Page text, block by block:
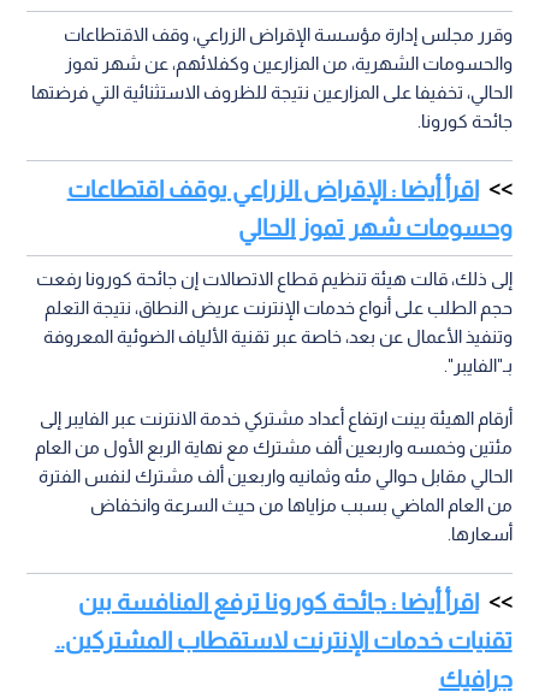
وقرر مجلس إدارة مؤسسة الإقراض الزراعي، وقف الاقتطاعات
والحسومات الشهرية، من المزارعين وكفلائهم، عن شهر تموز
الحالي، تخفيفا على المزارعين نتيجة للظروف الاستثنائية التي فرضتها
جائحة كورونا.
اقرأ أيضا : الإقراض الزراعي يوقف اقتطاعات
وحسومات شهر تموز الحالي
إلى ذلك، قالت هيئة تنظيم قطاع الاتصالات إن جائحة كورونا رفعت
حجم الطلب على أنواع خدمات الإنترنت عريض النطاق، نتيجة التعلم
وتنفيذ الأعمال عن بعد، خاصة عبر تقنية الألياف الضوئية المعروفة
بـ"الفايبر".
أرقام الهيئة بينت ارتفاع أعداد مشتركي خدمة الانترنت عبر الفايبر إلى
مئتين وخمسه واربعين ألف مشترك مع نهاية الربع الأول من العام
الحالي مقابل حوالي مئه وثمانيه واربعين ألف مشترك لنفس الفترة
من العام الماضي بسبب مزاياها من حيث السرعة وانخفاض
أسعارها.
اقرأ أيضا : جائحة كورونا ترفع المنافسة بين
تقنيات خدمات الإنترنت لاستقطاب المشتركين..
جرافيك